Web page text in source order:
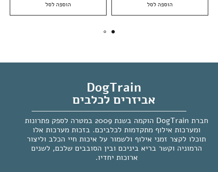
הוספה לסל הוספה לסל
DogTrain
אביזרים לכלבים
חברת DogTrain הוקמה בשנת 2009 במטרה לספק פתרונות
ומערכות אילוף מתקדמות לכלביכם. בזכות מערכות אלו
תוכלו לקצר זמני אילוף ולשמור על איכות חיי הכלב וליצור
הרמוניה וקשר בריא ביניכם ובין הסובבים שלכם, לשנים
ארוכות יחדיו.